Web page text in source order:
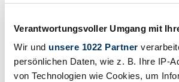
Verantwortungsvoller Umgang mit
Wir und unsere 1022 Partner
persönlichen Daten, wie z. B. Ihre IP-
von Technologien wie Cookies, um